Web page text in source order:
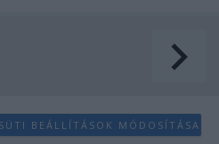
SÜTI BEÁLLÍTÁSOK MÓDOSÍTÁSA